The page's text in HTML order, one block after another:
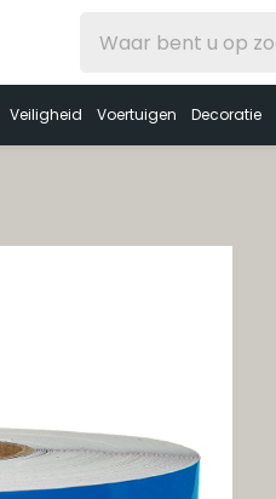
Veiligheid Voertuigen Decoratie